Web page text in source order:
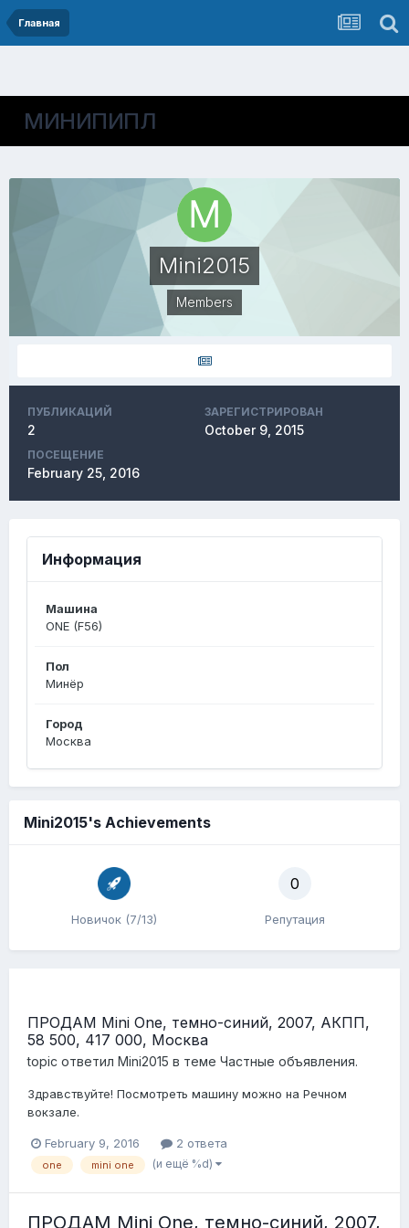
Главная
МИНИПИПЛ
Mini2015
Members
ПУБЛИКАЦИЙ
2
ЗАРЕГИСТРИРОВАН
October 9, 2015
ПОСЕЩЕНИЕ
February 25, 2016
Информация
Машина
ONE (F56)
Пол
Минёр
Город
Москва
Mini2015's Achievements
Новичок (7/13)
0
Репутация
ПРОДАМ Mini One, темно-синий, 2007, АКПП,
58 500, 417 000, Москва
topic ответил Mini2015 в теме Частные объявления.
Здравствуйте! Посмотреть машину можно на Речном
вокзале.
February 9, 2016 2 ответа
one mini one (и ещё %d)
ПРОДАМ Mini One, темно-синий, 2007,